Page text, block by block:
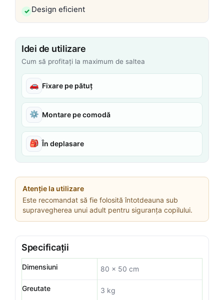
Design eficient
Idei de utilizare
Cum să profitați la maximum de saltea
🚗 Fixare pe pătuț
⚙️ Montare pe comodă
🎒 În deplasare
Atenție la utilizare
Este recomandat să fie folosită întotdeauna sub
supravegherea unui adult pentru siguranța copilului.
Specificații
Dimensiuni 80 x 50 cm
Greutate 3 kg